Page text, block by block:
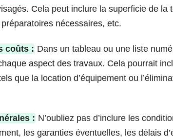
Cela peut inclure la superficie de la
nécessaires, etc.
coûts : Dans un tableau ou une liste
aspect des travaux. Cela pourrait
que la location d’équipement ou
: N’oubliez pas d’inclure les
les garanties éventuelles, les délais